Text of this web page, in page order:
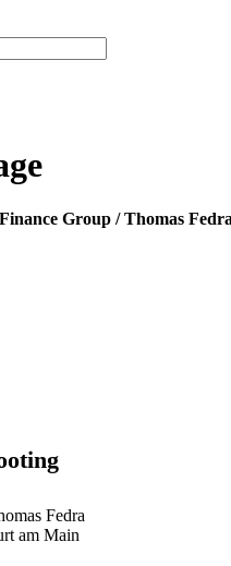
Group / Thomas Fedra
Fedra
am Main